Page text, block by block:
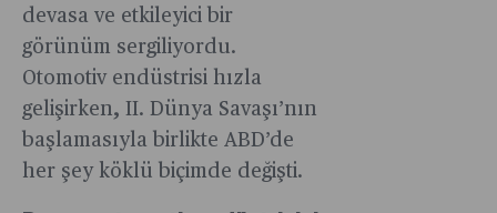
devasa ve etkileyici bir
görünüm sergiliyordu.
Otomotiv endüstrisi hızla
gelişirken, II. Dünya Savaşı’nın
başlamasıyla birlikte ABD’de
her şey köklü biçimde değişti.